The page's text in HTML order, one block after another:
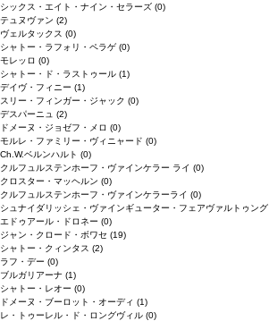
シックス・エイト・ナイン・セラーズ (0)
テュヌヴァン (2)
ヴェルタックス (0)
シャトー・ラフォリ・ペラゲ (0)
モレッロ (0)
シャトー・ド・ラストゥール (1)
デイヴ・フィニー (1)
スリー・フィンガー・ジャック (0)
デスパーニュ (2)
ドメーヌ・ジョゼフ・メロ (0)
モルレ・ファミリー・ヴィニャード (0)
Ch.W.ベルンハルト (0)
クルフュルステンホーフ・ヴァインケラー ライ (0)
クロスター・マッヘルン (0)
クルフュルステンホーフ・ヴァインケラーライ (0)
シュナイダリッシェ・ヴァインギューター・フェアヴァルトゥング
エドゥアール・ドロネー (0)
ジャン・クロード・ボワセ (19)
シャトー・クィンタス (2)
ラフ・デー (0)
ブルガリアーナ (1)
シャトー・レオー (0)
ドメーヌ・ブーロット・オーディ (1)
レ・トゥーレル・ド・ロングヴィル (0)